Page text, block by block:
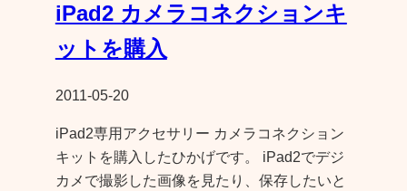
iPad2 カメラコネクションキ
ットを購入
2011-05-20
iPad2専用アクセサリー カメラコネクション
キットを購入したひかげです。 iPad2でデジ
カメで撮影した画像を見たり、保存したいと